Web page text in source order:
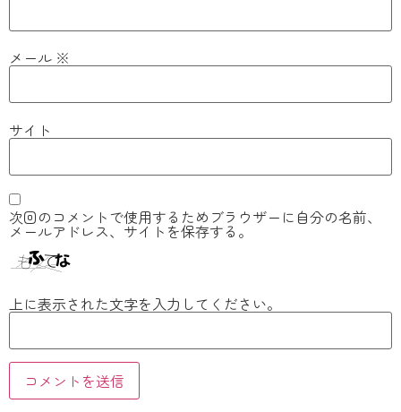
メール ※
サイト
次回のコメントで使用するためブラウザーに自分の名前、
メールアドレス、サイトを保存する。
上に表示された文字を入力してください。